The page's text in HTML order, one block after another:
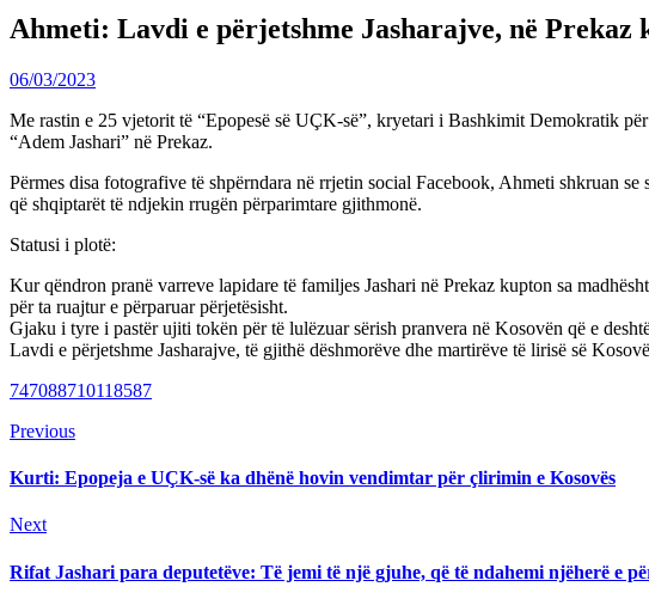
Ahmeti: Lavdi e përjetshme Jasharajve, në Prekaz
06/03/2023
Me rastin e 25 vjetorit të “Epopesë së UÇK-së”, kryetari i Bashkimit Demokratik
“Adem Jashari” në Prekaz.
Përmes disa fotografive të shpërndara në rrjetin social Facebook, Ahmeti shkruan
që shqiptarët të ndjekin rrugën përparimtare gjithmonë.
Statusi i plotë:
Kur qëndron pranë varreve lapidare të familjes Jashari në Prekaz kupton sa
për ta ruajtur e përparuar përjetësisht.
Gjaku i tyre i pastër ujiti tokën për të lulëzuar sërish pranvera në Kosovën që e
Lavdi e përjetshme Jasharajve, të gjithë dëshmorëve dhe martirëve të lirisë së
747088710118587
Continue
Reading
PreviousPrevious
Kurti: Epopeja e UÇK-së ka dhënë hovin vendimtar për çlirimin e Kosovës
NextNext
Rifat Jashari para deputetëve: Të jemi të një gjuhe, që të ndahemi njëherë e